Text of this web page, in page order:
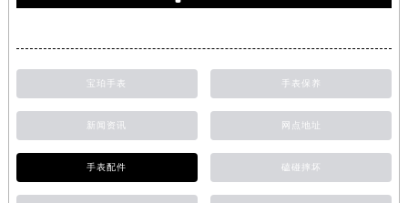
宝珀手表 手表保养
新闻资讯 网点地址
手表配件 磕碰摔坏